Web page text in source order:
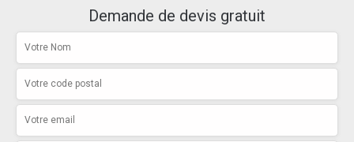
Demande de devis gratuit